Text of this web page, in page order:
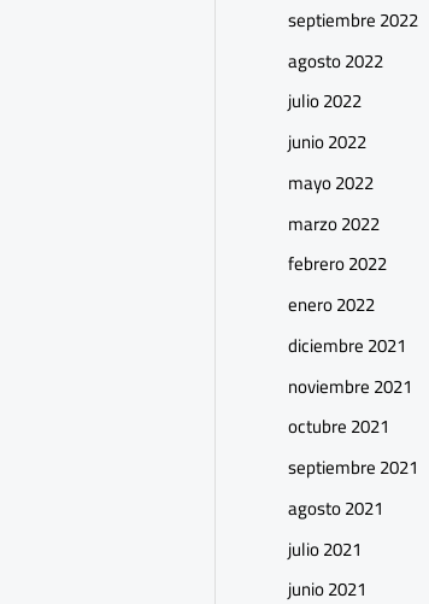
septiembre 2022
agosto 2022
julio 2022
junio 2022
mayo 2022
marzo 2022
febrero 2022
enero 2022
diciembre 2021
noviembre 2021
octubre 2021
septiembre 2021
agosto 2021
julio 2021
junio 2021